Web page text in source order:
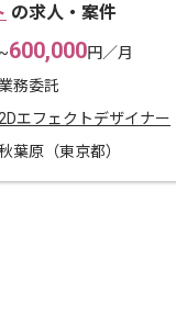
の求人・案件
~600,000円／月
務委託
2Dエフェクトデザイナー
葉原（東京都）